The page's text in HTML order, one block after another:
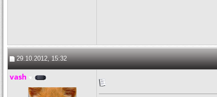
29.10.2012, 15:32
vash